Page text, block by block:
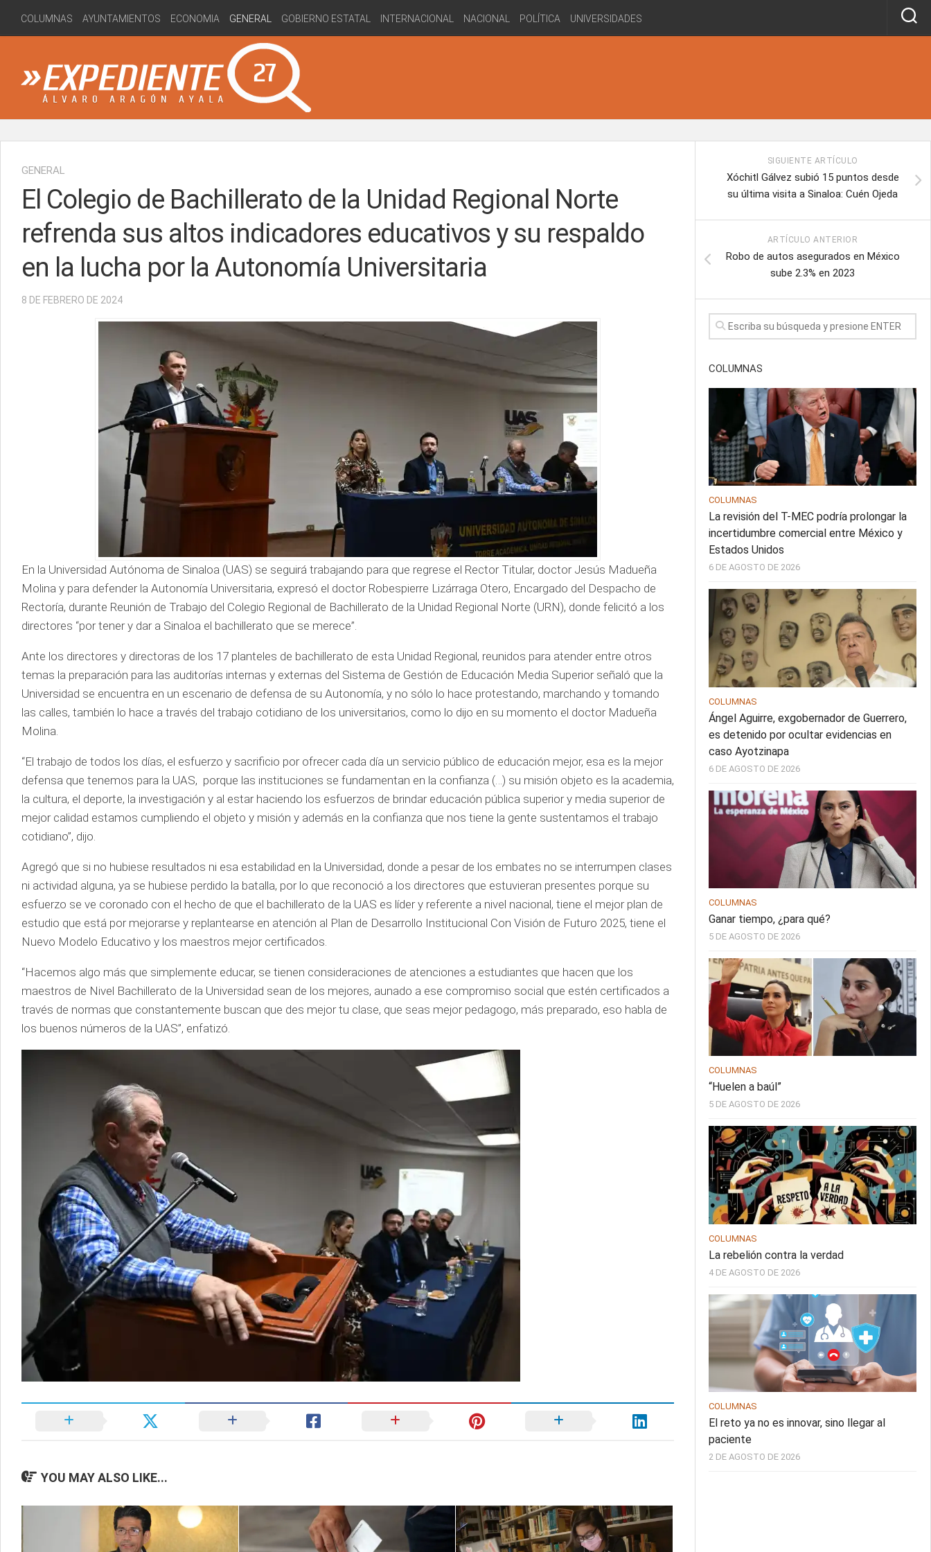
content
COLUMNAS AYUNTAMIENTOS ECONOMIA GENERAL GOBIERNO ESTATAL INTERNACIONAL NACIONAL POLÍTICA UNIVERSIDADES
GENERAL
El Colegio de Bachillerato de la Unidad Regional Norte
refrenda sus altos indicadores educativos y su respaldo
en la lucha por la Autonomía Universitaria
8 DE FEBRERO DE 2024
En la Universidad Autónoma de Sinaloa (UAS) se seguirá trabajando para que regrese el Rector Titular, doctor Jesús Madueña
Molina y para defender la Autonomía Universitaria, expresó el doctor Robespierre Lizárraga Otero, Encargado del Despacho de
Rectoría, durante Reunión de Trabajo del Colegio Regional de Bachillerato de la Unidad Regional Norte (URN), donde felicitó a los
directores “por tener y dar a Sinaloa el bachillerato que se merece”.
Ante los directores y directoras de los 17 planteles de bachillerato de esta Unidad Regional, reunidos para atender entre otros
temas la preparación para las auditorías internas y externas del Sistema de Gestión de Educación Media Superior señaló que la
Universidad se encuentra en un escenario de defensa de su Autonomía, y no sólo lo hace protestando, marchando y tomando
las calles, también lo hace a través del trabajo cotidiano de los universitarios, como lo dijo en su momento el doctor Madueña
Molina.
“El trabajo de todos los días, el esfuerzo y sacrificio por ofrecer cada día un servicio público de educación mejor, esa es la mejor
defensa que tenemos para la UAS, porque las instituciones se fundamentan en la confianza (…) su misión objeto es la academia,
la cultura, el deporte, la investigación y al estar haciendo los esfuerzos de brindar educación pública superior y media superior de
mejor calidad estamos cumpliendo el objeto y misión y además en la confianza que nos tiene la gente sustentamos el trabajo
cotidiano”, dijo.
Agregó que si no hubiese resultados ni esa estabilidad en la Universidad, donde a pesar de los embates no se interrumpen clases
ni actividad alguna, ya se hubiese perdido la batalla, por lo que reconoció a los directores que estuvieran presentes porque su
esfuerzo se ve coronado con el hecho de que el bachillerato de la UAS es líder y referente a nivel nacional, tiene el mejor plan de
estudio que está por mejorarse y replantearse en atención al Plan de Desarrollo Institucional Con Visión de Futuro 2025, tiene el
Nuevo Modelo Educativo y los maestros mejor certificados.
“Hacemos algo más que simplemente educar, se tienen consideraciones de atenciones a estudiantes que hacen que los
maestros de Nivel Bachillerato de la Universidad sean de los mejores, aunado a ese compromiso social que estén certificados a
través de normas que constantemente buscan que des mejor tu clase, que seas mejor pedagogo, más preparado, eso habla de
los buenos números de la UAS”, enfatizó.
YOU MAY ALSO LIKE...
SIGUIENTE ARTÍCULO
Xóchitl Gálvez subió 15 puntos desde
su última visita a Sinaloa: Cuén Ojeda
ARTÍCULO ANTERIOR
Robo de autos asegurados en México
sube 2.3% en 2023
COLUMNAS
COLUMNAS
La revisión del T-MEC podría prolongar la
incertidumbre comercial entre México y
Estados Unidos
6 DE AGOSTO DE 2026
COLUMNAS
Ángel Aguirre, exgobernador de Guerrero,
es detenido por ocultar evidencias en
caso Ayotzinapa
6 DE AGOSTO DE 2026
COLUMNAS
Ganar tiempo, ¿para qué?
5 DE AGOSTO DE 2026
COLUMNAS
“Huelen a baúl”
5 DE AGOSTO DE 2026
COLUMNAS
La rebelión contra la verdad
4 DE AGOSTO DE 2026
COLUMNAS
El reto ya no es innovar, sino llegar al
paciente
2 DE AGOSTO DE 2026